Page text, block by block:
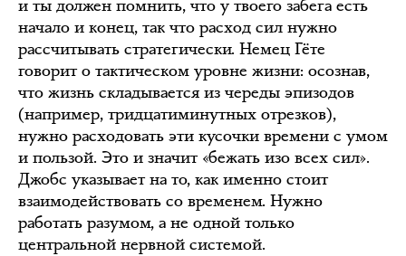
и ты должен помнить, что у твоего забега есть
начало и конец, так что расход сил нужно
рассчитывать стратегически. Немец Гёте
говорит о тактическом уровне жизни: осознав,
что жизнь складывается из череды эпизодов
(например, тридцатиминутных отрезков),
нужно расходовать эти кусочки времени с умом
и пользой. Это и значит «бежать изо всех сил».
Джобс указывает на то, как именно стоит
взаимодействовать со временем. Нужно
работать разумом, а не одной только
центральной нервной системой.